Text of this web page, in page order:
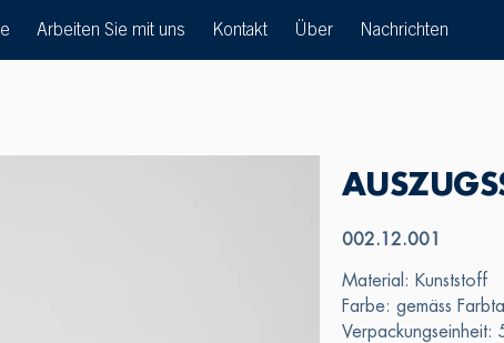
Arbeiten Sie mit uns Kontakt Über Nachrichten
002.12.001
Material: Kunststoff
Farbe: gemäss
Verpackungseinheit: